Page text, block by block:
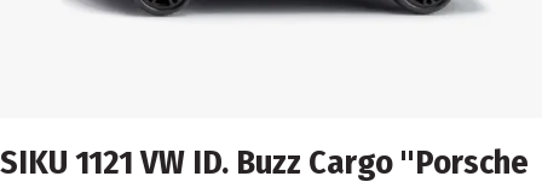
SIKU 1121 VW ID. Buzz Cargo "Porsche